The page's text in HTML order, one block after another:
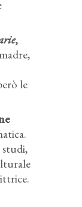
,
le
studi,